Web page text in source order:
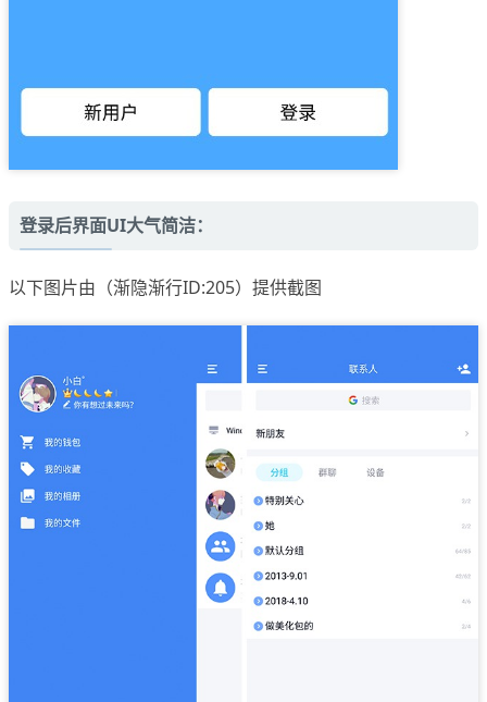
登录后界面UI大气简洁：
以下图片由（渐隐渐行ID:205）提供截图